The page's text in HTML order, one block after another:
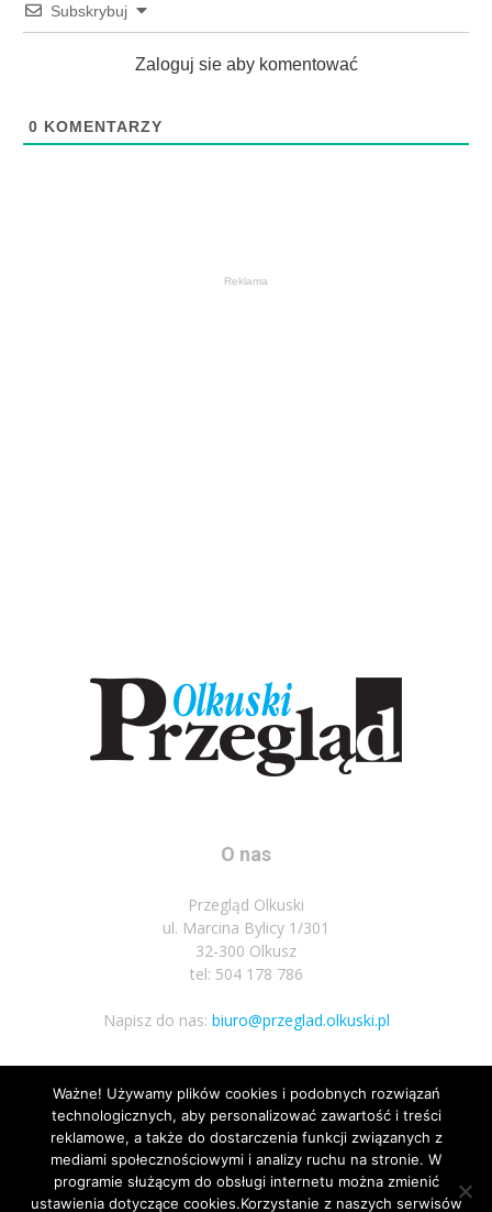
Subskrybuj
Zaloguj sie aby komentować
0 KOMENTARZY
Reklama
O nas
Przegląd Olkuski
ul. Marcina Bylicy 1/301
32-300 Olkusz
tel: 504 178 786
Napisz do nas: biuro@przeglad.olkuski.pl
Podążaj za nami
Ważne! Używamy plików cookies i podobnych rozwiązań
technologicznych, aby personalizować zawartość i treści
reklamowe, a także do dostarczenia funkcji związanych z
mediami społecznościowymi i analizy ruchu na stronie. W
programie służącym do obsługi internetu można zmienić
ustawienia dotyczące cookies.Korzystanie z naszych serwisów